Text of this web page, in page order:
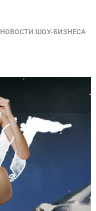
НОВОСТИ ШОУ-БИЗНЕСА